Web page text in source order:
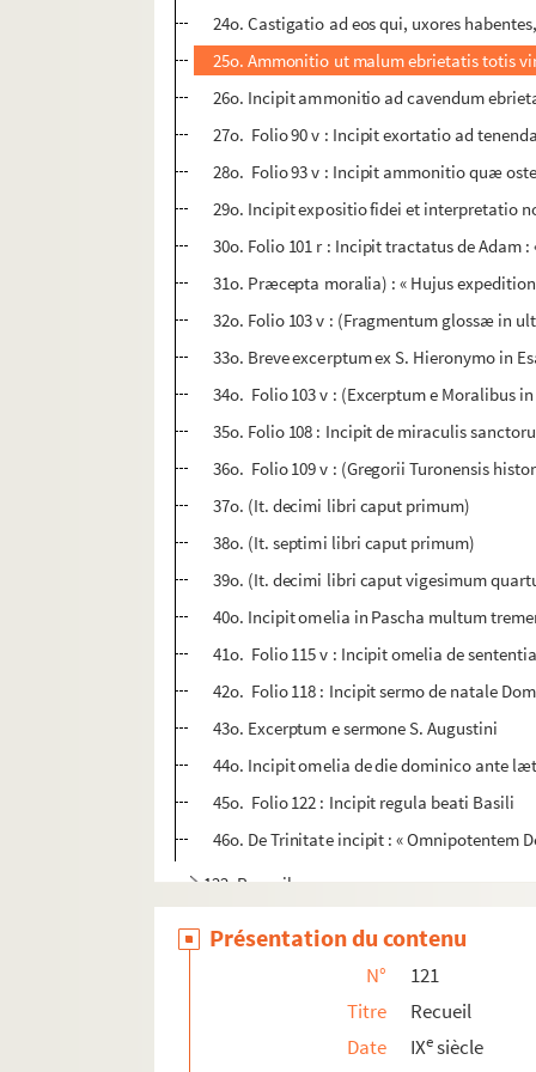
24o. Castigatio ad eos qui, uxores
25o. Ammonitio ut malum ebrietatis totis
26o. Incipit ammonitio ad cavendum
27o. Folio 90 v : Incipit exortatio ad
28o. Folio 93 v : Incipit ammonitio quæ
29o. Incipit expositio fidei et interpretatio
30o. Folio 101 r : Incipit tractatus de Adam :
31o. Præcepta moralia) : « Hujus
32o. Folio 103 v : (Fragmentum glossæ in
33o. Breve excerptum ex S. Hieronymo in
34o. Folio 103 v : (Excerptum e Moralibus
35o. Folio 108 : Incipit de miraculis
36o. Folio 109 v : (Gregorii Turonensis
37o. (It. decimi libri caput primum)
38o. (It. septimi libri caput primum)
39o. (It. decimi libri caput vigesimum
40o. Incipit omelia in Pascha multum
41o. Folio 115 v : Incipit omelia de
42o. Folio 118 : Incipit sermo de natale
43o. Excerptum e sermone S. Augustini
44o. Incipit omelia de die dominico ante
45o. Folio 122 : Incipit regula beati Basili
46o. De Trinitate incipit : « Omnipotentem
122. Recueil
Présentation du contenu
N°
121
Titre
Recueil
Date
IXesiècle